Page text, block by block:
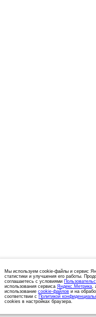
Мы используем cookie-файлы и сервис
статистики и улучшения его работы.
соглашаетесь с условиями
использования сервиса Яндекс.Метрика,
использование cookie-файлов и на
соответствии с Политикой
cookies в настройках браузера.